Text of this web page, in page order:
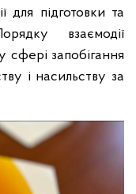
для підготовки та
взаємодії
сфері запобігання
і насильству за